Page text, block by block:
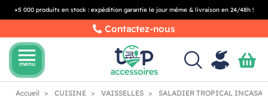
+5 000 produits en stock : expédition garantie le jour même & livraison en 24/48h !
Contactez-nous
menu
menu
Accueil CUISINE VAISSELLES SALADIER TROPICAL INCASA